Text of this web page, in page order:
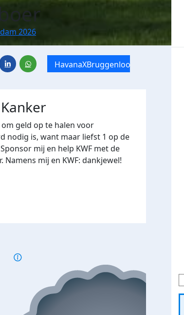
2026
HavanaXBruggenloop
geld op te halen voor
nodig is, want maar liefst 1 op de
mij en help KWF met de
mij en KWF: dankjewel!